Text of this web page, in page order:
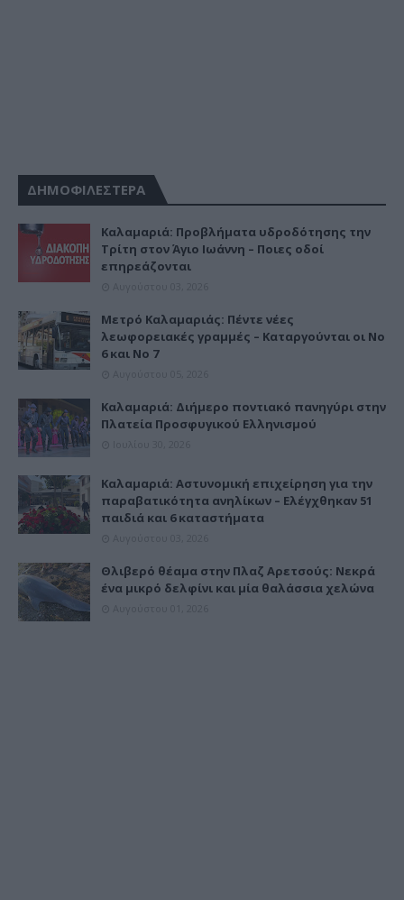
ΔΗΜΟΦΙΛΕΣΤΕΡΑ
Καλαμαριά: Προβλήματα υδροδότησης την
Τρίτη στον Άγιο Ιωάννη – Ποιες οδοί
επηρεάζονται
Μετρό Καλαμαριάς: Πέντε νέες
λεωφορειακές γραμμές – Καταργούνται οι Νο
6 και Νο 7
Καλαμαριά: Διήμερο ποντιακό πανηγύρι στην
Πλατεία Προσφυγικού Ελληνισμού
Καλαμαριά: Αστυνομική επιχείρηση για την
παραβατικότητα ανηλίκων – Ελέγχθηκαν 51
παιδιά και 6 καταστήματα
Θλιβερό θέαμα στην Πλαζ Αρετσούς: Νεκρά
ένα μικρό δελφίνι και μία θαλάσσια χελώνα